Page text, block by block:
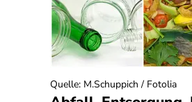
Quelle: M.Schuppich / Fotolia